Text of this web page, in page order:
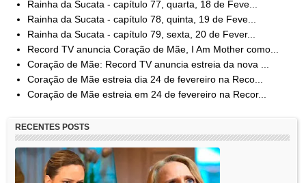
Rainha da Sucata - capítulo 77, quarta, 18 de Feve...
Rainha da Sucata - capítulo 78, quinta, 19 de Feve...
Rainha da Sucata - capítulo 79, sexta, 20 de Fever...
Record TV anuncia Coração de Mãe, I Am Mother como...
Coração de Mãe: Record TV anuncia estreia da nova ...
Coração de Mãe estreia dia 24 de fevereiro na Reco...
Coração de Mãe estreia em 24 de fevereiro na Recor...
RECENTES POSTS